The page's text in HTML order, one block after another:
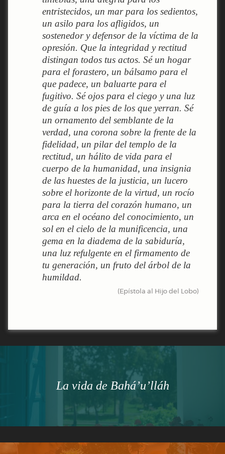
entristecidos, un mar para los sedientos,
un asilo para los afligidos, un
sostenedor y defensor de la víctima de la
opresión. Que la integridad y rectitud
distingan todos tus actos. Sé un hogar
para el forastero, un bálsamo para el
que padece, un baluarte para el
fugitivo. Sé ojos para el ciego y una luz
de guía a los pies de los que yerran. Sé
un ornamento del semblante de la
verdad, una corona sobre la frente de la
fidelidad, un pilar del templo de la
rectitud, un hálito de vida para el
cuerpo de la humanidad, una insignia
de las huestes de la justicia, un lucero
sobre el horizonte de la virtud, un rocío
para la tierra del corazón humano, un
arca en el océano del conocimiento, un
sol en el cielo de la munificencia, una
gema en la diadema de la sabiduría,
una luz refulgente en el firmamento de
tu generación, un fruto del árbol de la
humildad.
(Epístola al Hijo del Lobo)
La vida de Bahá’u’lláh